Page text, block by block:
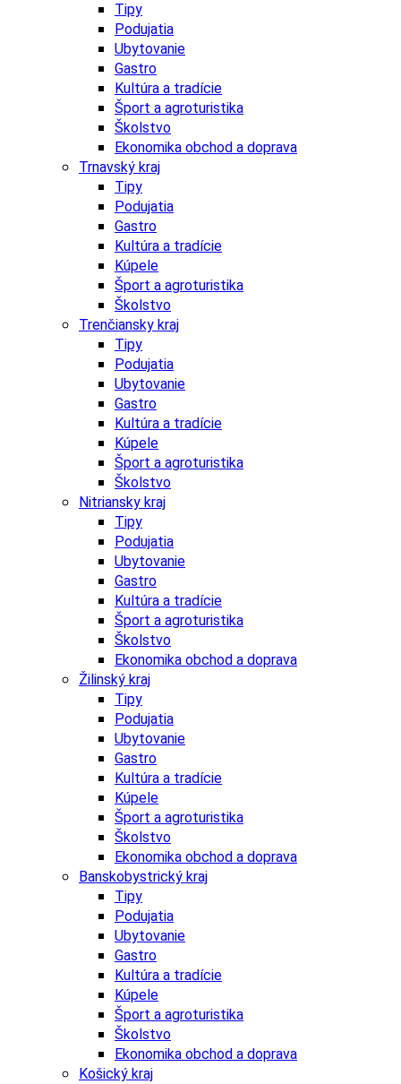
Tipy
Podujatia
Ubytovanie
Gastro
Kultúra a tradície
Šport a agroturistika
Školstvo
Ekonomika obchod a doprava
Trnavský kraj
Tipy
Podujatia
Gastro
Kultúra a tradície
Kúpele
Šport a agroturistika
Školstvo
Trenčiansky kraj
Tipy
Podujatia
Ubytovanie
Gastro
Kultúra a tradície
Kúpele
Šport a agroturistika
Školstvo
Nitriansky kraj
Tipy
Podujatia
Ubytovanie
Gastro
Kultúra a tradície
Šport a agroturistika
Školstvo
Ekonomika obchod a doprava
Žilinský kraj
Tipy
Podujatia
Ubytovanie
Gastro
Kultúra a tradície
Kúpele
Šport a agroturistika
Školstvo
Ekonomika obchod a doprava
Banskobystrický kraj
Tipy
Podujatia
Ubytovanie
Gastro
Kultúra a tradície
Kúpele
Šport a agroturistika
Školstvo
Ekonomika obchod a doprava
Košický kraj